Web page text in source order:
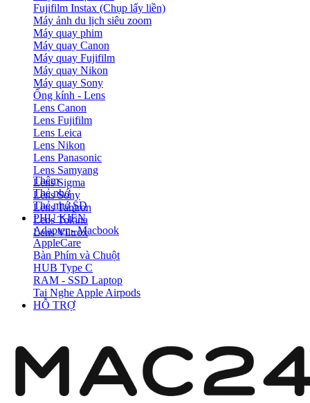
Fujifilm Instax (Chụp lấy liền)
Máy ảnh du lịch siêu zoom
Máy quay phim
Máy quay Canon
Máy quay Fujifilm
Máy quay Nikon
Máy quay Sony
Ống kính - Lens
Lens Canon
Lens Fujifilm
Lens Leica
Lens Nikon
Lens Panasonic
Lens Samyang
Lens Sigma
Lens Sony
Lens Tamron
Lens Tokina
Lens Viltrox
Thêm
Thẻ nhớ
Thẻ nhớ SD
PHỤ KIỆN
Adapter - Macbook
AppleCare
Bàn Phím và Chuột
HUB Type C
RAM - SSD Laptop
Tai Nghe Apple Airpods
HỖ TRỢ